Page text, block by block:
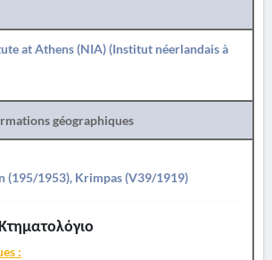
at Athens (NIA) (Institut néerlandais à
géographiques
(195/1953), Krimpas (V39/1919)
: